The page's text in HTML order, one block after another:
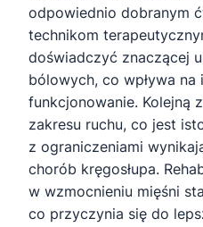
odpowiednio dobranym
technikom
doświadczyć znaczącej
bólowych, co wpływa na
funkcjonowanie. Kolejną
zakresu ruchu, co jest
z ograniczeniami
chorób kręgosłupa.
w wzmocnieniu mięśni
co przyczynia się do